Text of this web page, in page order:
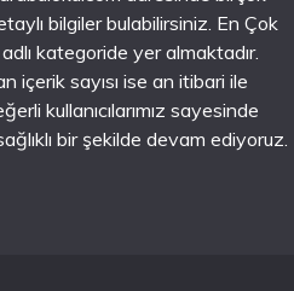
bilgiler bulabilirsiniz. En Çok
kategoride yer almaktadır.
içerik sayısı ise an itibari ile
kullanıcılarımız sayesinde
bir şekilde devam ediyoruz.